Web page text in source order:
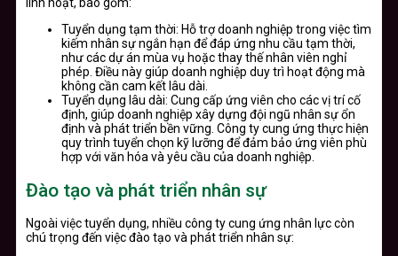
Tuyển dụng tạm thời: Hỗ trợ doanh nghiệp trong việc tìm
kiếm nhân sự ngắn hạn để đáp ứng nhu cầu tạm thời,
như các dự án mùa vụ hoặc thay thế nhân viên nghỉ
phép. Điều này giúp doanh nghiệp duy trì hoạt động mà
không cần cam kết lâu dài.
Tuyển dụng lâu dài: Cung cấp ứng viên cho các vị trí cố
định, giúp doanh nghiệp xây dựng đội ngũ nhân sự ổn
định và phát triển bền vững. Công ty cung ứng thực hiện
quy trình tuyển chọn kỹ lưỡng để đảm bảo ứng viên phù
hợp với văn hóa và yêu cầu của doanh nghiệp.
Đào tạo và phát triển nhân sự
Ngoài việc tuyển dụng, nhiều công ty cung ứng nhân lực còn
chú trọng đến việc đào tạo và phát triển nhân sự: